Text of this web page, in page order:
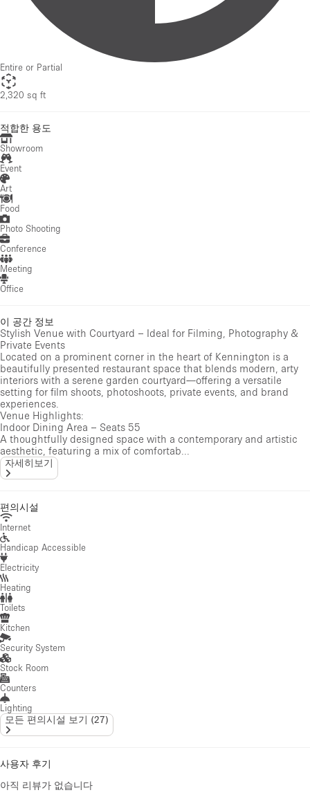
Entire or Partial
2,320 sq ft
적합한 용도
Showroom
Event
Art
Food
Photo Shooting
Conference
Meeting
Office
이 공간 정보
Stylish Venue with Courtyard – Ideal for Filming, Photography &
Private Events
Located on a prominent corner in the heart of Kennington is a
beautifully presented restaurant space that blends modern, arty
interiors with a serene garden courtyard—offering a versatile
setting for film shoots, photoshoots, private events, and brand
experiences.
Venue Highlights:
Indoor Dining Area – Seats 55
A thoughtfully designed space with a contemporary and artistic
aesthetic, featuring a mix of comfortab...
자세히보기
편의시설
Internet
Handicap Accessible
Electricity
Heating
Toilets
Kitchen
Security System
Stock Room
Counters
Lighting
모든 편의시설 보기 (27)
사용자 후기
아직 리뷰가 없습니다